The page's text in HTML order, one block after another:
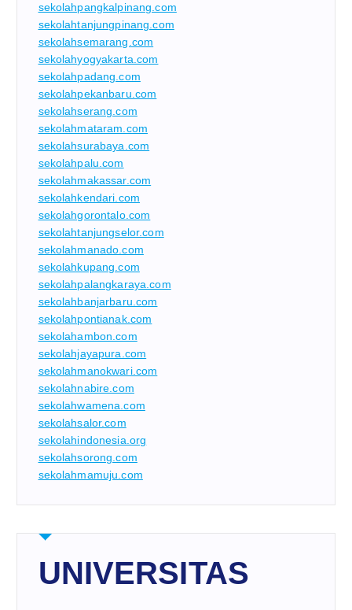
sekolahpangkalpinang.com
sekolahtanjungpinang.com
sekolahsemarang.com
sekolahyogyakarta.com
sekolahpadang.com
sekolahpekanbaru.com
sekolahserang.com
sekolahmataram.com
sekolahsurabaya.com
sekolahpalu.com
sekolahmakassar.com
sekolahkendari.com
sekolahgorontalo.com
sekolahtanjungselor.com
sekolahmanado.com
sekolahkupang.com
sekolahpalangkaraya.com
sekolahbanjarbaru.com
sekolahpontianak.com
sekolahambon.com
sekolahjayapura.com
sekolahmanokwari.com
sekolahnabire.com
sekolahwamena.com
sekolahsalor.com
sekolahindonesia.org
sekolahsorong.com
sekolahmamuju.com
UNIVERSITAS